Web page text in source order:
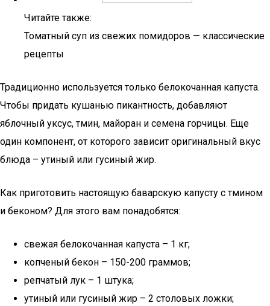
Читайте также:
Томатный суп из свежих помидоров — классические
рецепты
Традиционно используется только белокочанная капуста.
Чтобы придать кушанью пикантность, добавляют
яблочный уксус, тмин, майоран и семена горчицы. Еще
один компонент, от которого зависит оригинальный вкус
блюда – утиный или гусиный жир.
Как приготовить настоящую баварскую капусту с тмином
и беконом? Для этого вам понадобятся:
свежая белокочанная капуста – 1 кг;
копченый бекон – 150-200 граммов;
репчатый лук – 1 штука;
утиный или гусиный жир – 2 столовых ложки;